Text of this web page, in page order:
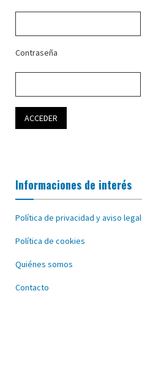
Contraseña
Informaciones de interés
Política de privacidad y aviso legal
Política de cookies
Quiénes somos
Contacto